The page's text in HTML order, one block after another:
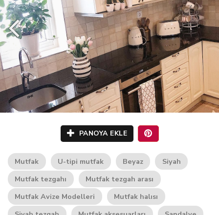
PANOYA EKLE
Mutfak U-tipi mutfak Beyaz
Siyah
Mutfak tezgahı
Mutfak tezgah arası
Mutfak Avize Modelleri
Mutfak halısı